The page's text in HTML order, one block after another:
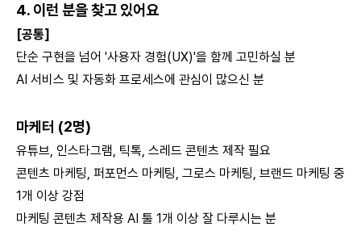
4. 이런 분을 찾고 있어요
[공통]
단순 구현을 넘어 '사용자 경험(UX)'을 함께 고민하실 분
AI 서비스 및 자동화 프로세스에 관심이 많으신 분
마케터 (2명)
유튜브, 인스타그램, 틱톡, 스레드 콘텐츠 제작 필요
콘텐츠 마케팅, 퍼포먼스 마케팅, 그로스 마케팅, 브랜드 마케팅 중
1개 이상 강점
마케팅 콘텐츠 제작용 AI 툴 1개 이상 잘 다루시는 분